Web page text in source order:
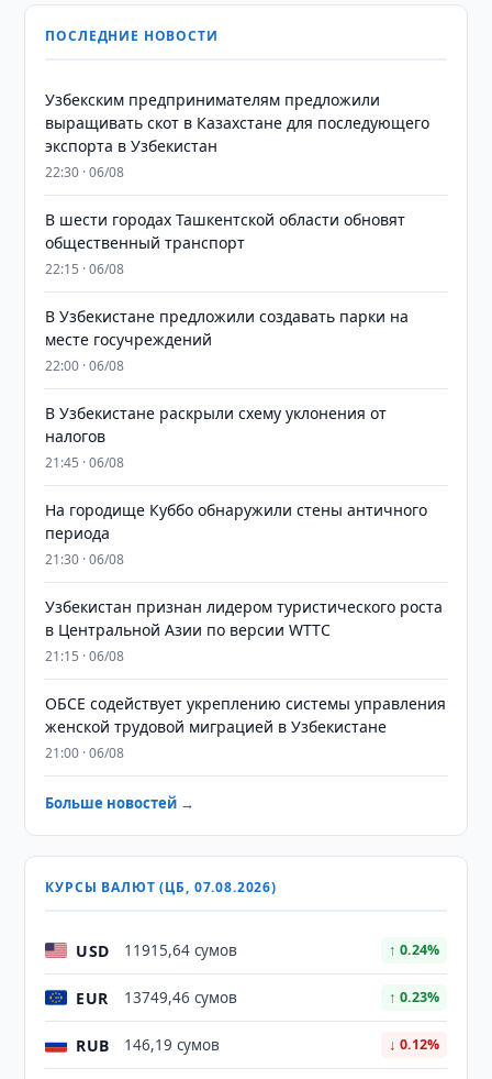
ПОСЛЕДНИЕ НОВОСТИ
Узбекским предпринимателям предложили
выращивать скот в Казахстане для последующего
экспорта в Узбекистан
22:30 · 06/08
В шести городах Ташкентской области обновят
общественный транспорт
22:15 · 06/08
В Узбекистане предложили создавать парки на
месте госучреждений
22:00 · 06/08
В Узбекистане раскрыли схему уклонения от
налогов
21:45 · 06/08
На городище Куббо обнаружили стены античного
периода
21:30 · 06/08
Узбекистан признан лидером туристического роста
в Центральной Азии по версии WTTC
21:15 · 06/08
ОБСЕ содействует укреплению системы управления
женской трудовой миграцией в Узбекистане
21:00 · 06/08
Больше новостей →
КУРСЫ ВАЛЮТ (ЦБ, 07.08.2026)
USD 11915,64 сумов ↑ 0.24%
EUR 13749,46 сумов ↑ 0.23%
RUB 146,19 сумов ↓ 0.12%